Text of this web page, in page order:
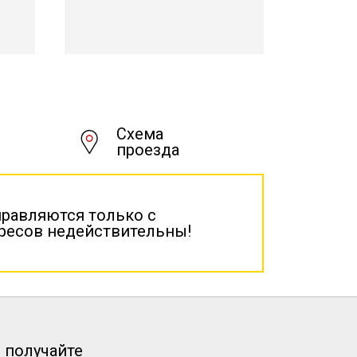
Схема
проезда
только с
недействительны!